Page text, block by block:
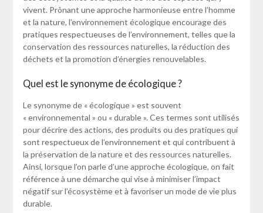
vivent. Prônant une approche harmonieuse entre l’homme
et la nature, l’environnement écologique encourage des
pratiques respectueuses de l’environnement, telles que la
conservation des ressources naturelles, la réduction des
déchets et la promotion d’énergies renouvelables.
Quel est le synonyme de écologique ?
Le synonyme de « écologique » est souvent
« environnemental » ou « durable ». Ces termes sont utilisés
pour décrire des actions, des produits ou des pratiques qui
sont respectueux de l’environnement et qui contribuent à
la préservation de la nature et des ressources naturelles.
Ainsi, lorsque l’on parle d’une approche écologique, on fait
référence à une démarche qui vise à minimiser l’impact
négatif sur l’écosystème et à favoriser un mode de vie plus
durable.